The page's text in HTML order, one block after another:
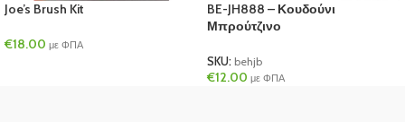
Joe’s Brush Kit
€18.00 με ΦΠΑ
BE-JH888 – Κουδούνι
Μπρούτζινο
SKU: behjb
€12.00 με ΦΠΑ